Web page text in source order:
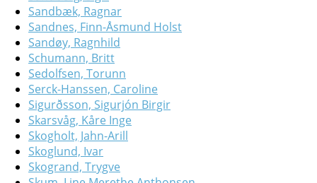
Sandbæk, Ragnar
Sandnes, Finn-Åsmund Holst
Sandøy, Ragnhild
Schumann, Britt
Sedolfsen, Torunn
Serck-Hanssen, Caroline
Sigurðsson, Sigurjón Birgir
Skarsvåg, Kåre Inge
Skogholt, Jahn-Arill
Skoglund, Ivar
Skogrand, Trygve